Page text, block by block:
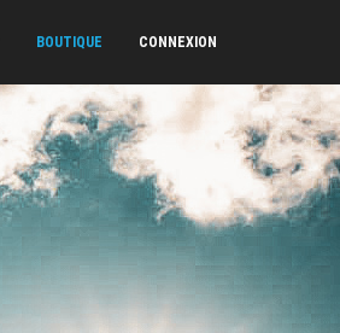
BOUTIQUE CONNEXION